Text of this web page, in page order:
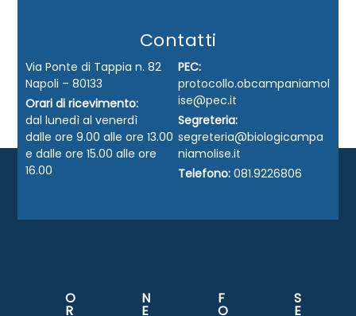
Contatti
Via Ponte di Tappia n. 82
Napoli – 80133
Orari di ricevimento:
dal lunedì al venerdì
dalle ore 9.00 alle ore 13.00
e dalle ore 15.00 alle ore
16.00
PEC:
protocollo.obcampaniamol
ise@pec.it
Segreteria:
segreteria@biologicampa
niamolise.it
Telefono: 081.9226806
O
R
N
E
F
O
S
E